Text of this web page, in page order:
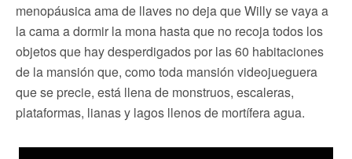
menopáusica ama de llaves no deja que Willy se vaya a
la cama a dormir la mona hasta que no recoja todos los
objetos que hay desperdigados por las 60 habitaciones
de la mansión que, como toda mansión videojueguera
que se precie, está llena de monstruos, escaleras,
plataformas, lianas y lagos llenos de mortífera agua.